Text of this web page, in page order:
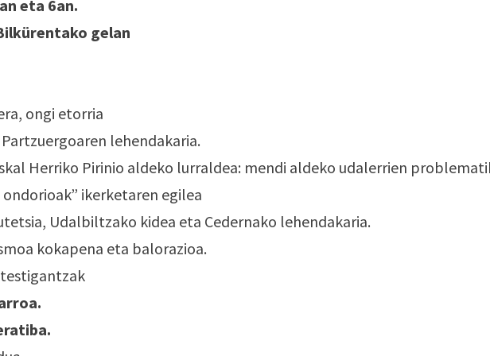
eta 6an.
gelan
ongi etorria
lehendakaria.
Herriko Pirinio aldeko lurraldea: mendi aldeko udalerrien
ikerketaren egilea
Udalbiltzako kidea eta Cedernako lehendakaria.
kokapena eta balorazioa.